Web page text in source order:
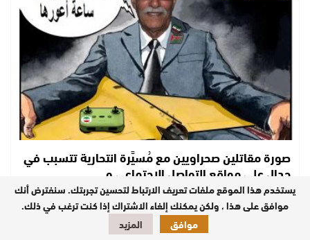
صورة مقاتلين صحراويين مع مُسيَّرة انتحارية تتسبب في
جدال على مواقع التواصل الاجتماعي و…
يستخدم هذا الموقع ملفات تعريف الارتباط لتحسين تجربتك. سنفترض أنك
موافق على هذا ، ولكن يمكنك إلغاء الاشتراك إذا كنت ترغب في ذلك.
موافق
المزيد